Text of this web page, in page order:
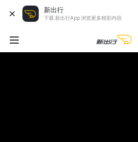
新出行
下载 新出行App 浏览更多精彩内容